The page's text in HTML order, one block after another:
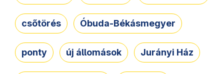
csőtörés Óbuda-Békásmegyer
ponty új állomások Jurányi Ház